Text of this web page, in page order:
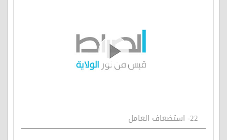
22- استضعاف العامل